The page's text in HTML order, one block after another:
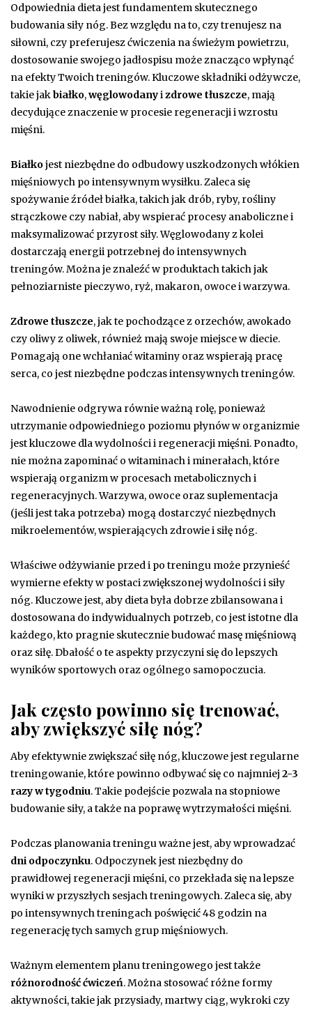
Odpowiednia dieta jest fundamentem skutecznego
budowania siły nóg. Bez względu na to, czy trenujesz na
siłowni, czy preferujesz ćwiczenia na świeżym powietrzu,
dostosowanie swojego jadłospisu może znacząco wpłynąć
na efekty Twoich treningów. Kluczowe składniki odżywcze,
takie jakbiałko,węglowodanyizdrowe tłuszcze, mają
decydujące znaczenie w procesie regeneracji i wzrostu
mięśni.
Białkojest niezbędne do odbudowy uszkodzonych włókien
mięśniowych po intensywnym wysiłku. Zaleca się
spożywanie źródeł białka, takich jak drób, ryby, rośliny
strączkowe czy nabiał, aby wspierać procesy anaboliczne i
maksymalizować przyrost siły. Węglowodany z kolei
dostarczają energii potrzebnej do intensywnych
treningów. Można je znaleźć w produktach takich jak
pełnoziarniste pieczywo, ryż, makaron, owoce i warzywa.
Zdrowe tłuszcze, jak te pochodzące z orzechów, awokado
czy oliwy z oliwek, również mają swoje miejsce w diecie.
Pomagają one wchłaniać witaminy oraz wspierają pracę
serca, co jest niezbędne podczas intensywnych treningów.
Nawodnienie odgrywa równie ważną rolę, ponieważ
utrzymanie odpowiedniego poziomu płynów w organizmie
jest kluczowe dla wydolności i regeneracji mięśni. Ponadto,
nie można zapominać o witaminach i minerałach, które
wspierają organizm w procesach metabolicznych i
regeneracyjnych. Warzywa, owoce oraz suplementacja
(jeśli jest taka potrzeba) mogą dostarczyć niezbędnych
mikroelementów, wspierających zdrowie i siłę nóg.
Właściwe odżywianie przed i po treningu może przynieść
wymierne efekty w postaci zwiększonej wydolności i siły
nóg. Kluczowe jest, aby dieta była dobrze zbilansowana i
dostosowana do indywidualnych potrzeb, co jest istotne dla
każdego, kto pragnie skutecznie budować masę mięśniową
oraz siłę. Dbałość o te aspekty przyczyni się do lepszych
wyników sportowych oraz ogólnego samopoczucia.
Jak często powinno się trenować,
aby zwiększyć siłę nóg?
Aby efektywnie zwiększać siłę nóg, kluczowe jest regularne
treningowanie, które powinno odbywać się co najmniej 2-3
razy w tygodniu. Takie podejście pozwala na stopniowe
budowanie siły, a także na poprawę wytrzymałości mięśni.
Podczas planowania treningu ważne jest, aby wprowadzać
dni odpoczynku. Odpoczynek jest niezbędny do
prawidłowej regeneracji mięśni, co przekłada się na lepsze
wyniki w przyszłych sesjach treningowych. Zaleca się, aby
po intensywnych treningach poświęcić 48 godzin na
regenerację tych samych grup mięśniowych.
Ważnym elementem planu treningowego jest także
różnorodność ćwiczeń. Można stosować różne formy
aktywności, takie jak przysiady, martwy ciąg, wykroki czy